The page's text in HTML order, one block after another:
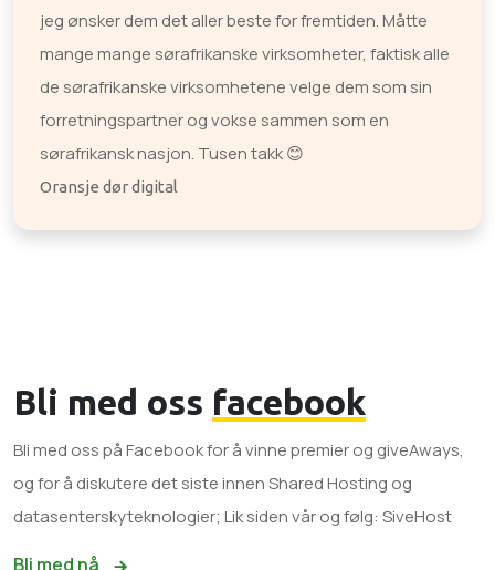
jeg ønsker dem det aller beste for fremtiden. Måtte
mange mange sørafrikanske virksomheter, faktisk alle
de sørafrikanske virksomhetene velge dem som sin
forretningspartner og vokse sammen som en
sørafrikansk nasjon. Tusen takk 😊
Oransje dør digital
Bli med oss facebook
Bli med oss ​​på Facebook for å vinne premier og giveAways,
og for å diskutere det siste innen Shared Hosting og
datasenterskyteknologier; Lik siden vår og følg: SiveHost
Bli med nå